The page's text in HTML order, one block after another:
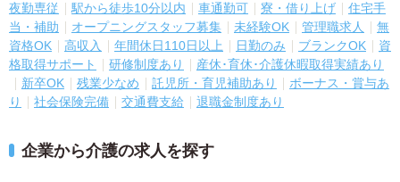
夜勤専従 駅から徒歩10分以内 車通勤可 寮・借り上げ
住宅手
当・補助
オープニングスタッフ募集 未経験OK 管理職求人
無
資格OK
高収入 年間休日110日以上 日勤のみ ブランクOK
資
格取得サポート
研修制度あり
産休･育休･介護休暇取得実績あり
新卒OK
残業少なめ 託児所・育児補助あり
ボーナス・賞与あ
り
社会保険完備 交通費支給 退職金制度あり
企業から介護の求人を探す